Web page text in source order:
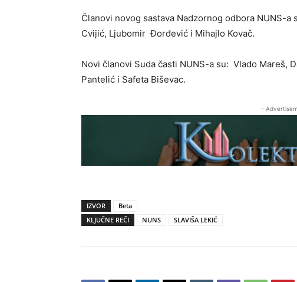
Članovi novog sastava Nadzornog odbora NUNS-a
Cvijić, Ljubomir Đorđević i Mihajlo Kovač.
Novi članovi Suda časti NUNS-a su: Vlado Mareš,
Pantelić i Safeta Biševac.
-
IZVOR
Beta
KLJUČNE REČI
NUNS SLAVIŠA LEKIĆ